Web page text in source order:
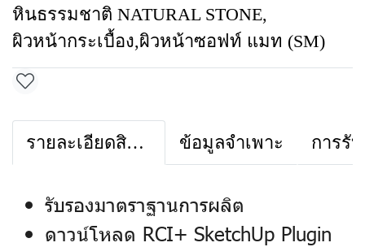
หินธรรมชาติ NATURAL STONE,
ผิวหน้ากระเบื้อง,ผิวหน้าซอฟท์ แมท (SM)
รายละเอียดสินค้า ข้อมูลจำเพาะ การรั
รับรองมาตราฐานการผลิต
ดาวน์โหลด RCI+ SketchUp Plugin